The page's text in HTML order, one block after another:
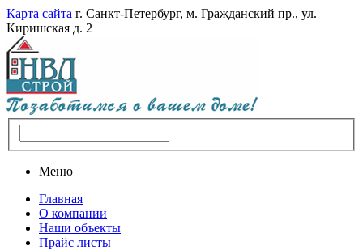
Карта сайта г. Санкт-Петербург, м. Гражданский пр., ул.
Киришская д. 2
Меню
Главная
О компании
Наши объекты
Прайс листы